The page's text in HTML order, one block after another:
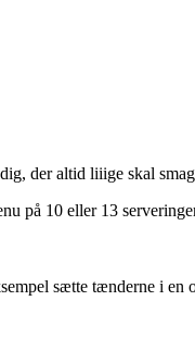
der altid liiige skal
på 10 eller 13
sætte tænderne i en